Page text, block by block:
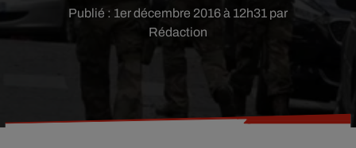
Publié : 1er décembre 2016 à 12h31 par
Rédaction